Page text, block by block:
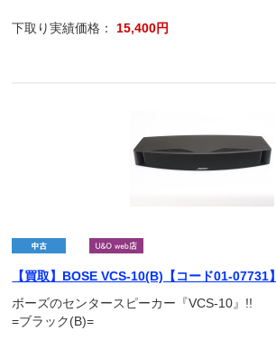
下取り実績価格： 15,400円
【買取】BOSE VCS-10(B)【コード01-07731】
ボーズのセンタースピーカー『VCS-10』!!
=ブラック(B)=